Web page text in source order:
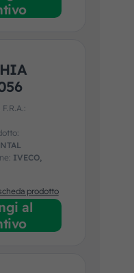
IVECO,
prodotto
al